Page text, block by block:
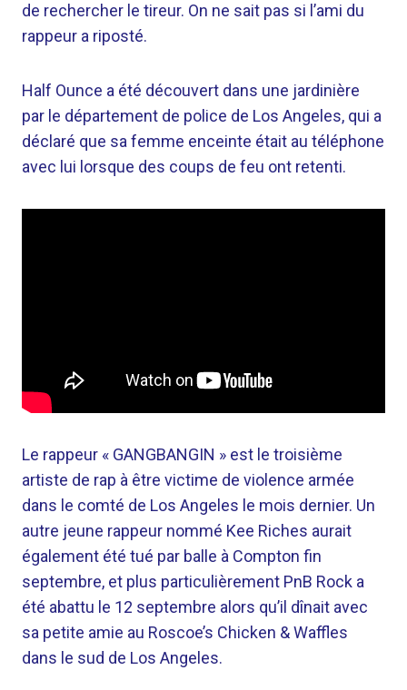
de rechercher le tireur. On ne sait pas si l’ami du
rappeur a riposté.
Half Ounce a été découvert dans une jardinière
par le département de police de Los Angeles, qui a
déclaré que sa femme enceinte était au téléphone
avec lui lorsque des coups de feu ont retenti.
Le rappeur « GANGBANGIN » est le troisième
artiste de rap à être victime de violence armée
dans le comté de Los Angeles le mois dernier. Un
autre jeune rappeur nommé Kee Riches aurait
également été tué par balle à Compton fin
septembre, et plus particulièrement PnB Rock a
été abattu le 12 septembre alors qu’il dînait avec
sa petite amie au Roscoe’s Chicken & Waffles
dans le sud de Los Angeles.